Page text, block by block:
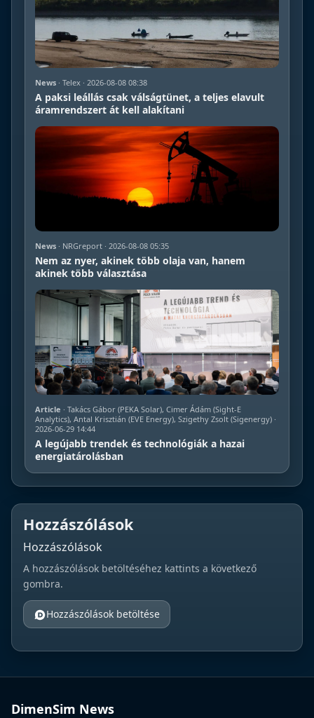
News · Telex · 2026-08-08 08:38
A paksi leállás csak válságtünet, a teljes elavult
áramrendszert át kell alakítani
News · NRGreport · 2026-08-08 05:35
Nem az nyer, akinek több olaja van, hanem
akinek több választása
Article · Takács Gábor (PEKA Solar), Cimer Ádám (Sight-E
Analytics), Antal Krisztián (EVE Energy), Szigethy Zsolt (Sigenergy) ·
2026-06-29 14:44
A legújabb trendek és technológiák a hazai
energiatárolásban
Hozzászólások
Hozzászólások
A hozzászólások betöltéséhez kattints a következő
gombra.
Hozzászólások betöltése
DimenSim News